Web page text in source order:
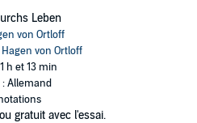
Leben
von Ortloff
Hagen von Ortloff
h et 13 min
Allemand
ou gratuit avec l'essai.